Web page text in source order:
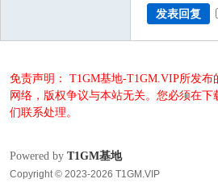
发表回复
免责声明： T1GM基地-T1GM.VIP所发
网络，版权争议与本站无关。您必须在
们联系处理。
Powered by T1GM基地
Copyright © 2023-2026 T1GM.VIP